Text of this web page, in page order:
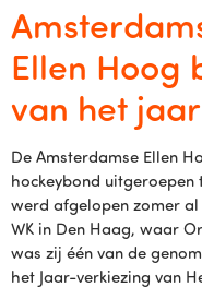
Ellen Hoog
van het jaar
De Amsterdamse Ellen
hockeybond
werd afgelopen zomer
WK in Den Haag, waar
was zij één van de
het Jaar-verkiezing van